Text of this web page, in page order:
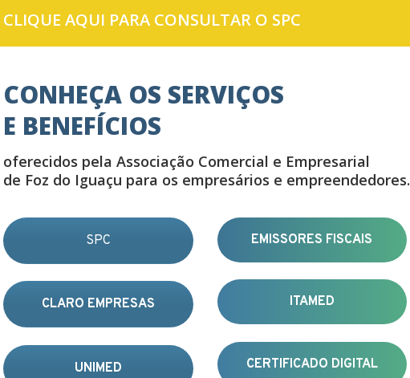
CLIQUE AQUI PARA CONSULTAR O SPC
CONHEÇA OS SERVIÇOS
E BENEFÍCIOS
oferecidos pela Associação Comercial e Empresarial
de Foz do Iguaçu para os empresários e empreendedores.
SPC
CLARO EMPRESAS
UNIMED
EMISSORES FISCAIS
ITAMED
CERTIFICADO DIGITAL